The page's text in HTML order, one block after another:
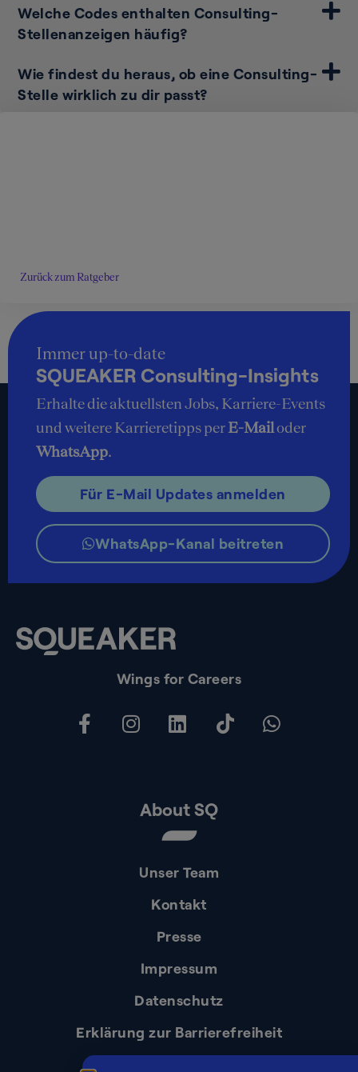
Welche Codes enthalten Consulting-
Stellenanzeigen häufig?
Wie findest du heraus, ob eine Consulting-
Stelle wirklich zu dir passt?
Zurück zum Ratgeber
Wings for Careers
About SQ
Unser Team
Kontakt
Presse
Impressum
Datenschutz
Erklärung zur Barrierefreiheit
Immer up-to-date
SQUEAKER Consulting-Insights
Erhalte die aktuellsten Jobs, Karriere-Events
und weitere Karrieretipps perE-Mailoder
WhatsApp.
Für E-Mail Updates anmelden
WhatsApp-Kanal beitreten